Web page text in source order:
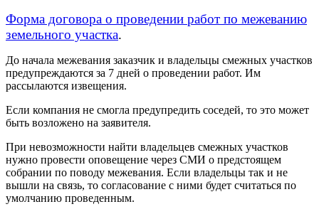
Форма договора о проведении работ по межеванию
земельного участка.
До начала межевания заказчик и владельцы смежных участков
предупреждаются за 7 дней о проведении работ. Им
рассылаются извещения.
Если компания не смогла предупредить соседей, то это может
быть возложено на заявителя.
При невозможности найти владельцев смежных участков
нужно провести оповещение через СМИ о предстоящем
собрании по поводу межевания. Если владельцы так и не
вышли на связь, то согласование с ними будет считаться по
умолчанию проведенным.